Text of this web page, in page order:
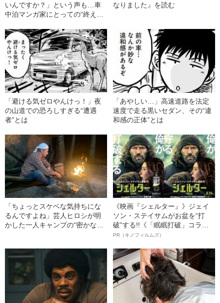
いんですか？」という声も…車
中泊マンガ家にとっての“終える
なりました』を読む
「避ける気ゼロやんけっ！」夜
の山道での恐ろしすぎる“遭遇
者”とは
「あやしい…」高速道路を法定
速度で走る黒いセダン、その“違
和感の正体”とは
「ちょっとスケベな気持ちにな
るんですよね」芸人ヒロシが明
かした一人キャンプの“密かな愉
《映画『シェルター』》ジェイ
ソン・ステイサムがお盆を“打
破”する!!《「眠眠打破」コラ
ボ》
PR（キノフィルムズ）